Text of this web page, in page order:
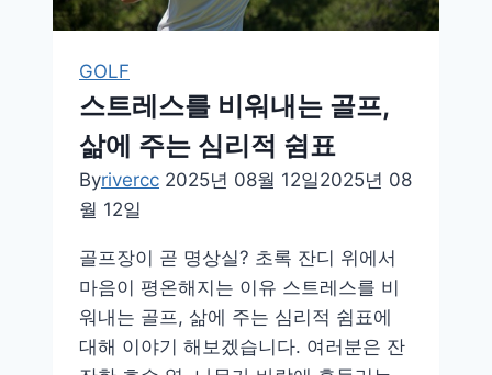
GOLF
스트레스를 비워내는 골프,
삶에 주는 심리적 쉼표
Byrivercc 2025년 08월 12일2025년 08
월 12일
골프장이 곧 명상실? 초록 잔디 위에서
마음이 평온해지는 이유 스트레스를 비
워내는 골프, 삶에 주는 심리적 쉼표에
대해 이야기 해보겠습니다. 여러분은 잔